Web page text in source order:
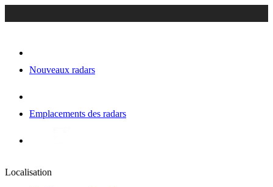
Nouveaux radars
Emplacements des radars
Localisation